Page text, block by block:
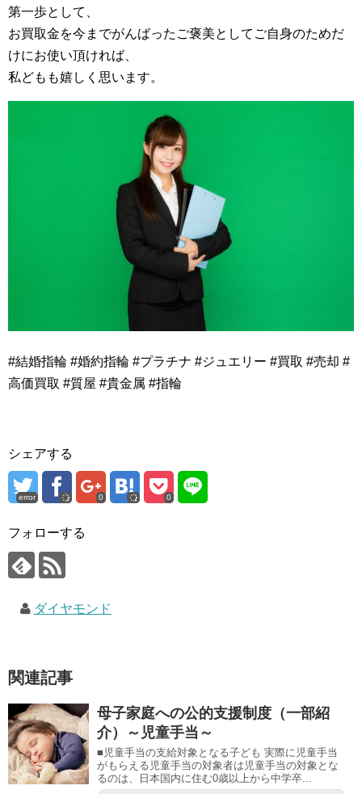
第一歩として、
お買取金を今までがんばったご褒美としてご自身のためだ
けにお使い頂ければ、
私どもも嬉しく思います。
#結婚指輪 #婚約指輪 #プラチナ #ジュエリー #買取 #売却 #
高価買取 #質屋 #貴金属 #指輪
シェアする
error 0 0
フォローする
ダイヤモンド
関連記事
母子家庭への公的支援制度（一部紹
介）～児童手当～
■児童手当の支給対象となる子ども 実際に児童手当
がもらえる児童手当の対象者は児童手当の対象とな
るのは、日本国内に住む0歳以上から中学卒...